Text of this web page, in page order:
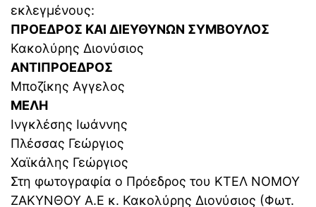
εκλεγμένους:
ΠΡΟΕΔΡΟΣ ΚΑΙ ΔΙΕΥΘΥΝΩΝ ΣΥΜΒΟΥΛΟΣ
Κακολύρης Διονύσιος
ΑΝΤΙΠΡΟΕΔΡΟΣ
Μποζίκης Αγγελος
ΜΕΛΗ
Ινγκλέσης Ιωάννης
Πλέσσας Γεώργιος
Χαϊκάλης Γεώργιος
Στη φωτογραφία ο Πρόεδρος του ΚΤΕΛ ΝΟΜΟΥ
ΖΑΚΥΝΘΟΥ A.E κ. Κακολύρης Διονύσιος (Φωτ.